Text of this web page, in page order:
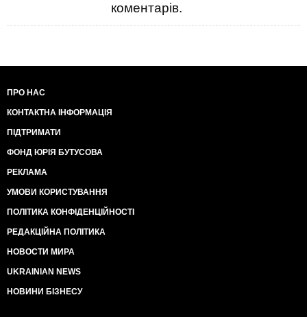
коментарів.
ПРО НАС
КОНТАКТНА ІНФОРМАЦІЯ
ПІДТРИМАТИ
ФОНД ЮРІЯ БУТУСОВА
РЕКЛАМА
УМОВИ КОРИСТУВАННЯ
ПОЛІТИКА КОНФІДЕНЦІЙНОСТІ
РЕДАКЦІЙНА ПОЛІТИКА
НОВОСТИ МИРА
UKRAINIAN NEWS
НОВИНИ БІЗНЕСУ